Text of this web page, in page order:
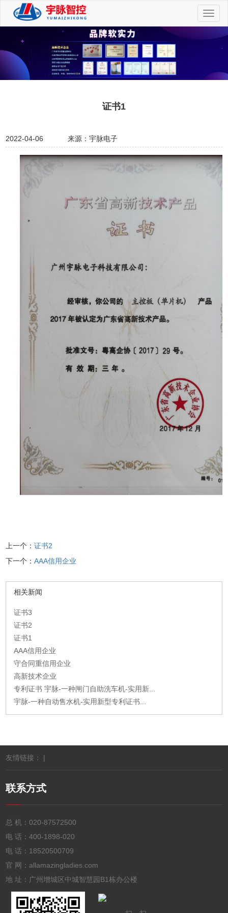
切
换
证书1
2022-04-06 来源：宇脉电子
上一个：证书2
下一个：AAA信用企业
相关新闻
证书3
证书2
证书1
AAA信用企业
守合同重信用企业
高新技术企业
专利证书 宇脉-一种闸门自助洗车机-实用新...
宇脉-一种自动售水机-实用新型专利证书...
友情链接： |
联系方式
总 机：020-87572500
电 话：400-1898-020
电 话： 18520500709
官 网：allamazingladies.com
地 址：广州增城区中城智慧园B1栋办公楼